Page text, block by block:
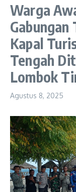
Warga
Gabungan
Kapal
Tengah
Lombok
Agustus 8, 2025